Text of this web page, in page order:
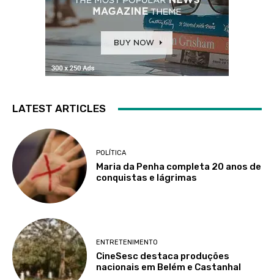
LATEST ARTICLES
POLÍTICA
Maria da Penha completa 20 anos de
conquistas e lágrimas
ENTRETENIMENTO
CineSesc destaca produções
nacionais em Belém e Castanhal